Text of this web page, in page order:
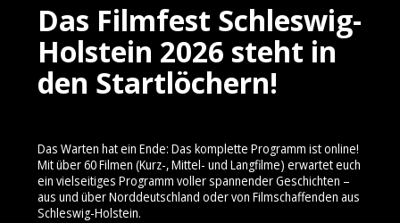
Das Filmfest Schleswig-
Holstein 2026 steht in
den Startlöchern!
Das Warten hat ein Ende: Das komplette Programm ist online!
Mit über 60 Filmen (Kurz-, Mittel- und Langfilme) erwartet euch
ein vielseitiges Programm voller spannender Geschichten –
aus und über Norddeutschland oder von Filmschaffenden aus
Schleswig-Holstein.